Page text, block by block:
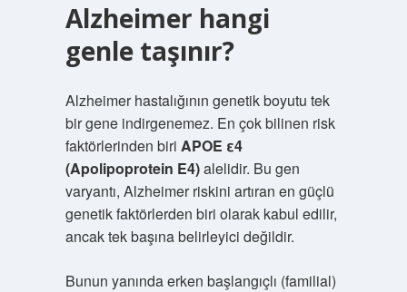
Alzheimer hangi
genle taşınır?
Alzheimer hastalığının genetik boyutu tek
bir gene indirgenemez. En çok bilinen risk
faktörlerinden biri APOE ε4
(Apolipoprotein E4)alelidir. Bu gen
varyantı, Alzheimer riskini artıran en güçlü
genetik faktörlerden biri olarak kabul edilir,
ancak tek başına belirleyici değildir.
Bunun yanında erken başlangıçlı (familial)